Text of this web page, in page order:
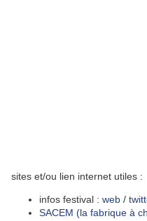
sites et/ou lien internet utiles :
infos festival : web /
SACEM (la fabrique à